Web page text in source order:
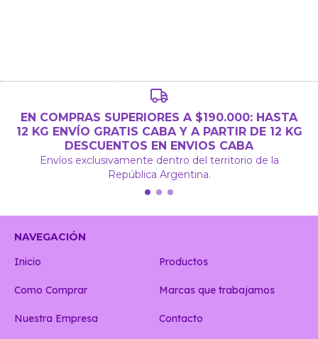
EN COMPRAS SUPERIORES A $190.000: HASTA
12 KG ENVÍO GRATIS CABA Y A PARTIR DE 12 KG
DESCUENTOS EN ENVIOS CABA
Envíos exclusivamente dentro del territorio de la
República Argentina.
NAVEGACIÓN
Inicio
Productos
Como Comprar Marcas que trabajamos
Nuestra Empresa Contacto